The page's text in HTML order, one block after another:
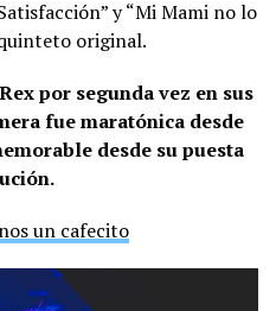
y “Mi Mami no lo
original.
por segunda vez en sus
fue maratónica desde
desde su puesta
un cafecito